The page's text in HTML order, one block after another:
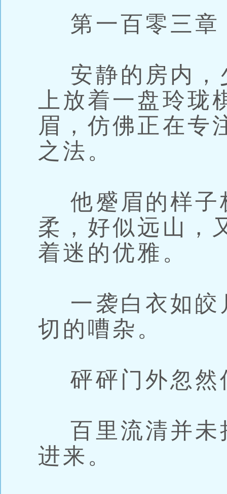
第一百零三章
安静的房内，
上放着一盘玲
眉，仿佛正在专
之法。
他蹙眉的样子
柔，好似远山，
着迷的优雅。
一袭白衣如皎
切的嘈杂。
砰砰门外忽然
百里流清并未
进来。